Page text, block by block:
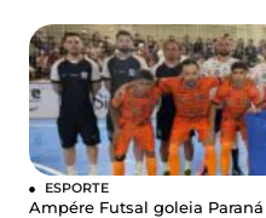
ESPORTE
Ampére Futsal goleia